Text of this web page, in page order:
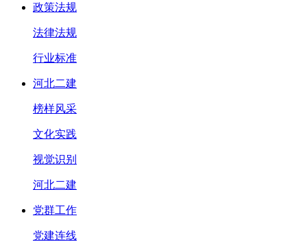
政策法规
法律法规
行业标准
河北二建
榜样风采
文化实践
视觉识别
河北二建
党群工作
党建连线